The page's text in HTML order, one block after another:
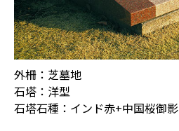
外柵：芝墓地
石塔：洋型
石塔石種：インド赤+中国桜御影